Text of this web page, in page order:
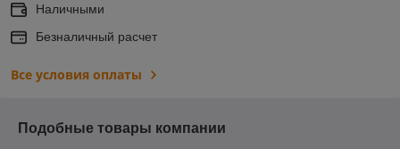
Наличными
Безналичный расчет
Все условия оплаты
Подобные товары компании